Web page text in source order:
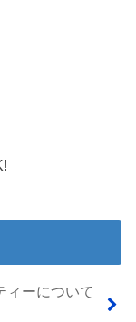
ィーについて